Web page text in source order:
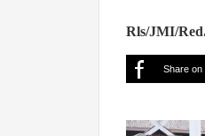
Rls/JMI/
Share on